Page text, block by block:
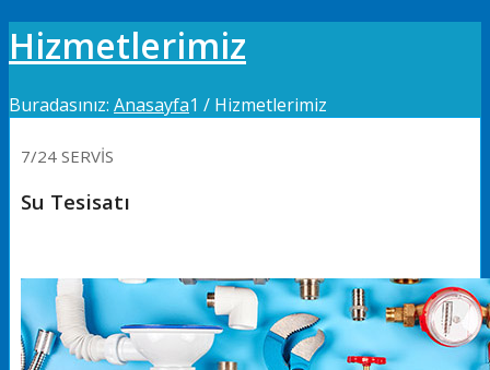
Hizmetlerimiz
Buradasınız: Anasayfa1 / Hizmetlerimiz
7/24 SERVİS
Su Tesisatı